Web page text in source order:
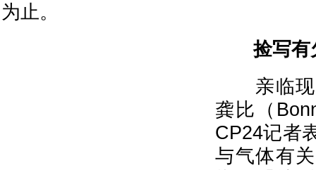
为止。
捡写有
亲临现
龚比（
CP24记者
与气体有